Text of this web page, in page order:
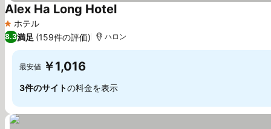
1 ホテルのランク
ホテル
Alex Ha Long Hotel料金を表示
8.3満足 (159件の評価) ハロン
最安値 ￥1,016
3件のサイトの料金を表示